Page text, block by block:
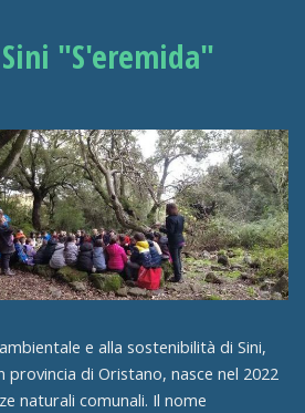
Sini "S'eremida"
e alla sostenibilità di Sini,
di Oristano, nasce nel 2022
naturali comunali. Il nome